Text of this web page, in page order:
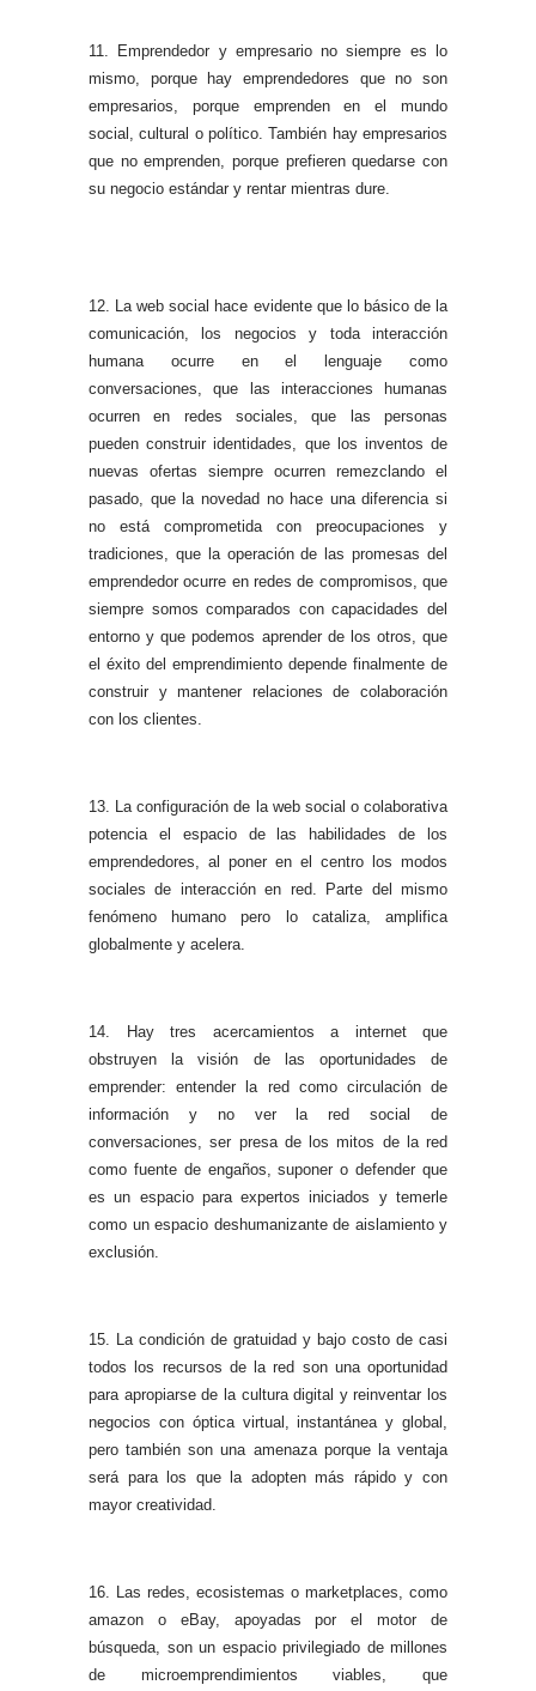
11. Emprendedor y empresario no siempre es lo
mismo, porque hay emprendedores que no son
empresarios, porque emprenden en el mundo
social, cultural o político. También hay empresarios
que no emprenden, porque prefieren quedarse con
su negocio estándar y rentar mientras dure.
12. La web social hace evidente que lo básico de la
comunicación, los negocios y toda interacción
humana ocurre en el lenguaje como
conversaciones, que las interacciones humanas
ocurren en redes sociales, que las personas
pueden construir identidades, que los inventos de
nuevas ofertas siempre ocurren remezclando el
pasado, que la novedad no hace una diferencia si
no está comprometida con preocupaciones y
tradiciones, que la operación de las promesas del
emprendedor ocurre en redes de compromisos, que
siempre somos comparados con capacidades del
entorno y que podemos aprender de los otros, que
el éxito del emprendimiento depende finalmente de
construir y mantener relaciones de colaboración
con los clientes.
13. La configuración de la web social o colaborativa
potencia el espacio de las habilidades de los
emprendedores, al poner en el centro los modos
sociales de interacción en red. Parte del mismo
fenómeno humano pero lo cataliza, amplifica
globalmente y acelera.
14. Hay tres acercamientos a internet que
obstruyen la visión de las oportunidades de
emprender: entender la red como circulación de
información y no ver la red social de
conversaciones, ser presa de los mitos de la red
como fuente de engaños, suponer o defender que
es un espacio para expertos iniciados y temerle
como un espacio deshumanizante de aislamiento y
exclusión.
15. La condición de gratuidad y bajo costo de casi
todos los recursos de la red son una oportunidad
para apropiarse de la cultura digital y reinventar los
negocios con óptica virtual, instantánea y global,
pero también son una amenaza porque la ventaja
será para los que la adopten más rápido y con
mayor creatividad.
16. Las redes, ecosistemas o marketplaces, como
amazon o eBay, apoyadas por el motor de
búsqueda, son un espacio privilegiado de millones
de microemprendimientos viables, que